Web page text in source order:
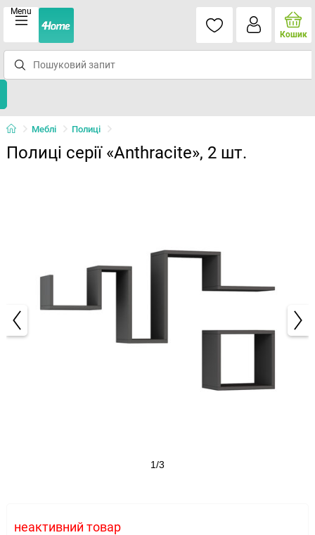
Menu
Кошик
Меблі Полиці
Полиці серії «Anthracite», 2 шт.
1/3
неактивний товар